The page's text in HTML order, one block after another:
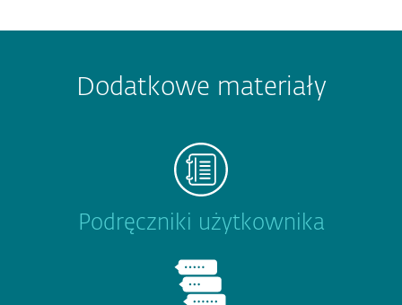
Dodatkowe materiały
Podręczniki użytkownika